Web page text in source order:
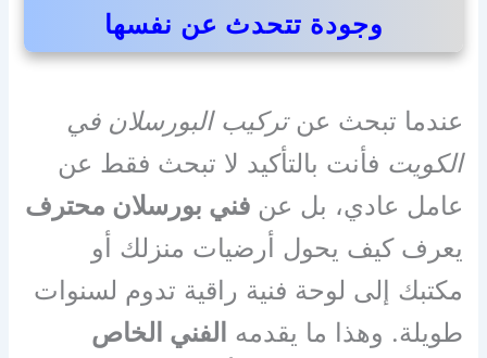
وجودة تتحدث عن نفسها
عندما تبحث عنتركيب البورسلان في
الكويت فأنت بالتأكيد لا تبحث فقط عن
عامل عادي، بل عنفني بورسلان محترف
يعرف كيف يحول أرضيات منزلك أو
مكتبك إلى لوحة فنية راقية تدوم لسنوات
طويلة. وهذا ما يقدمه الفني الخاص